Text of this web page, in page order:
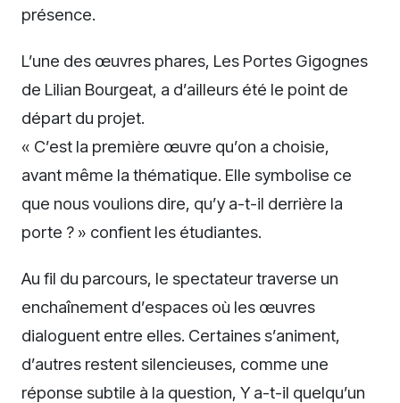
présence.
L’une des œuvres phares, Les Portes Gigognes
de Lilian Bourgeat, a d’ailleurs été le point de
départ du projet.
« C’est la première œuvre qu’on a choisie,
avant même la thématique. Elle symbolise ce
que nous voulions dire, qu’y a-t-il derrière la
porte ? » confient les étudiantes.
Au fil du parcours, le spectateur traverse un
enchaînement d’espaces où les œuvres
dialoguent entre elles. Certaines s’animent,
d’autres restent silencieuses, comme une
réponse subtile à la question, Y a-t-il quelqu’un